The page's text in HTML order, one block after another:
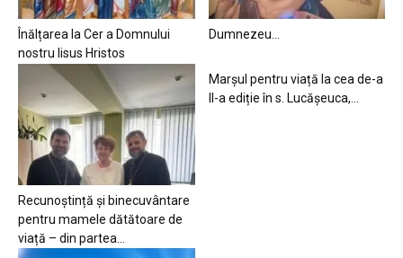
Înălțarea la Cer a Domnului
nostru Iisus Hristos
Dumnezeu…
Recunoștință și binecuvântare
pentru mamele dătătoare de
viață – din partea...
Marșul pentru viață la cea de-a
II-a ediție în s. Lucășeuca,...